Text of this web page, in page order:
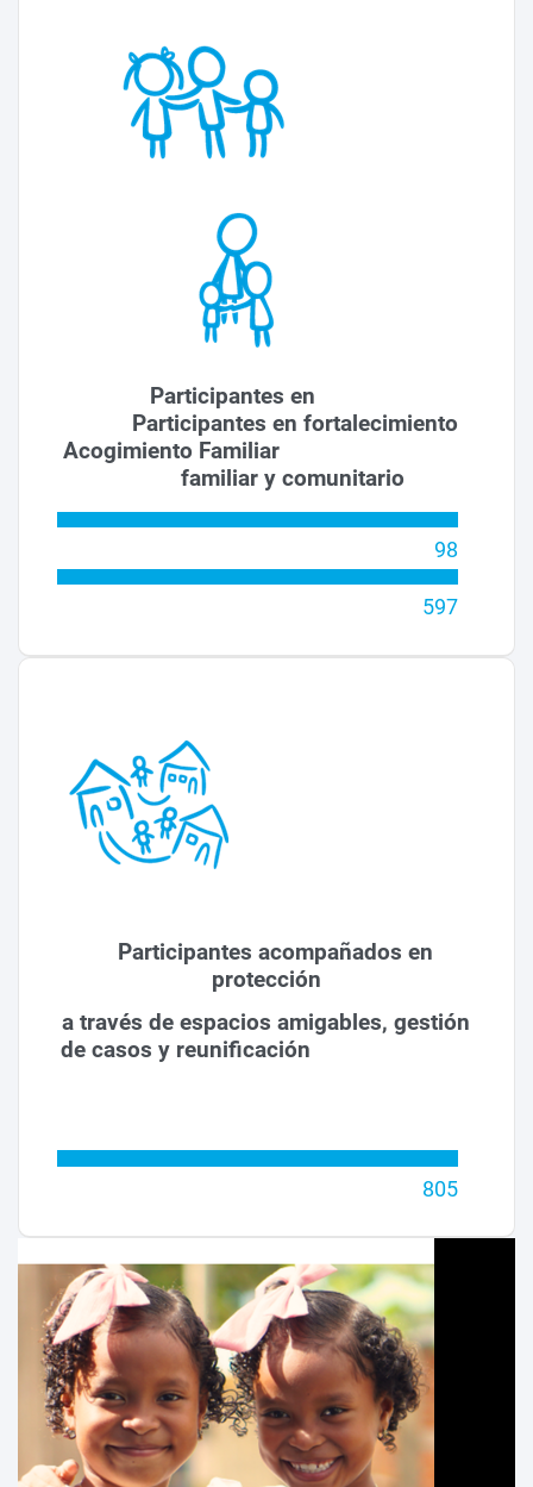
Participantes en
Participantes en fortalecimiento
Acogimiento Familiar
familiar y comunitario
98
597
Participantes acompañados en
protección
a través de espacios amigables, gestión
de casos y reunificación
805